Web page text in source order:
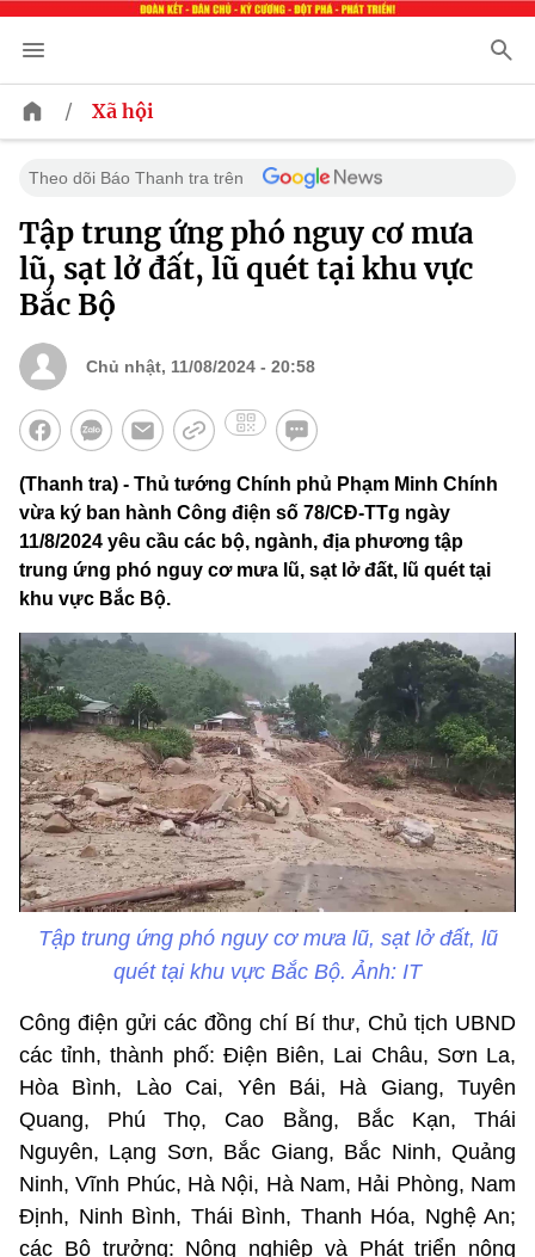
/ Xã hội
Theo dõi Báo Thanh tra trên
Tập trung ứng phó nguy cơ mưa
lũ, sạt lở đất, lũ quét tại khu vực
Bắc Bộ
Chủ nhật, 11/08/2024 - 20:58
(Thanh tra) - Thủ tướng Chính phủ Phạm Minh Chính
vừa ký ban hành Công điện số 78/CĐ-TTg ngày
11/8/2024 yêu cầu các bộ, ngành, địa phương tập
trung ứng phó nguy cơ mưa lũ, sạt lở đất, lũ quét tại
khu vực Bắc Bộ.
Tập trung ứng phó nguy cơ mưa lũ, sạt lở đất, lũ
quét tại khu vực Bắc Bộ. Ảnh: IT
Công điện gửi các đồng chí Bí thư, Chủ tịch UBND
các tỉnh, thành phố: Điện Biên, Lai Châu, Sơn La,
Hòa Bình, Lào Cai, Yên Bái, Hà Giang, Tuyên
Quang, Phú Thọ, Cao Bằng, Bắc Kạn, Thái
Nguyên, Lạng Sơn, Bắc Giang, Bắc Ninh, Quảng
Ninh, Vĩnh Phúc, Hà Nội, Hà Nam, Hải Phòng, Nam
Định, Ninh Bình, Thái Bình, Thanh Hóa, Nghệ An;
các Bộ trưởng: Nông nghiệp và Phát triển nông